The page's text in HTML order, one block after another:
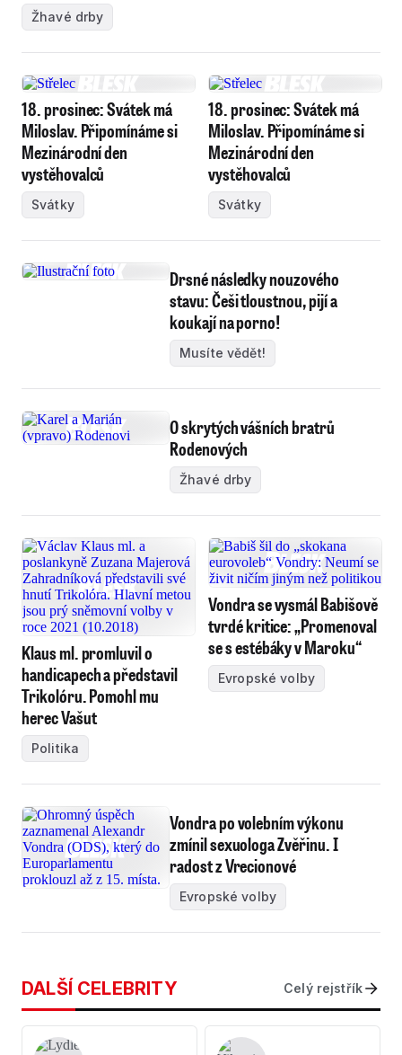
Žhavé drby
18. prosinec: Svátek má
Miloslav. Připomínáme si
Mezinárodní den
vystěhovalců
Svátky
18. prosinec: Svátek má
Miloslav. Připomínáme si
Mezinárodní den
vystěhovalců
Svátky
Drsné následky nouzového
stavu: Češi tloustnou, pijí a
koukají na porno!
Musíte vědět!
O skrytých vášních bratrů
Rodenových
Žhavé drby
Klaus ml. promluvil o
handicapech a představil
Trikolóru. Pomohl mu
herec Vašut
Politika
Vondra se vysmál Babišově
tvrdé kritice: „Promenoval
se s estébáky v Maroku“
Evropské volby
Vondra po volebním výkonu
zmínil sexuologa Zvěřinu. I
radost z Vrecionové
Evropské volby
DALŠÍ CELEBRITY Celý rejstřík